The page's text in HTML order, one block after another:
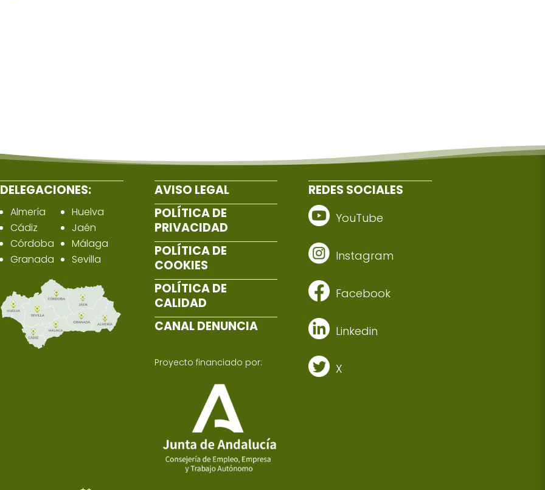
DELEGACIONES:
Almería
Cádiz
Córdoba
Granada
Huelva
Jaén
Málaga
Sevilla
AVISO LEGAL
POLÍTICA DE
PRIVACIDAD
POLÍTICA DE
COOKIES
POLÍTICA DE
CALIDAD
CANAL DENUNCIA
Proyecto financiado por:
REDES SOCIALES
YouTube
Instagram
Facebook
Linkedin
X